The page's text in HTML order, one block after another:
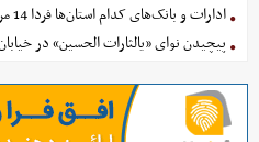
ادارات و بانک‌های کدام استان‌ها فردا 14 مرداد تعطیل هستند؟
پیچیدن نوای «یالثارات الحسین» در